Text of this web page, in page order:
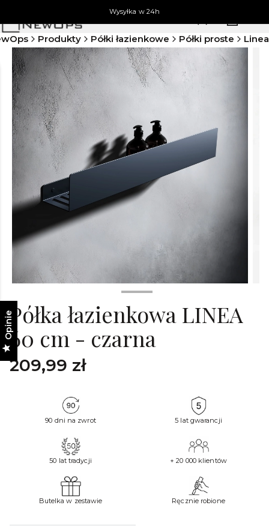
Wysyłka w 24h
Produkty Półki łazienkowe Półki proste Linea
Półka łazienkowa LINEA
60 cm - czarna
Cena
209,99 zł
90 dni na zwrot 5 lat gwarancji
50 lat tradycji + 20 000 klientów
Butelka w zestawie Ręcznie robione
Opinie